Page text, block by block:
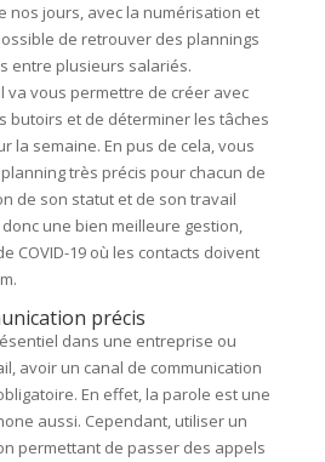
nos jours, avec la numérisation et
de retrouver des plannings
entre plusieurs salariés.
va vous permettre de créer avec
butoirs et de déterminer les tâches
la semaine. En pus de cela, vous
très précis pour chacun de
de son statut et de son travail
une bien meilleure gestion,
COVID-19 où les contacts doivent
précis
dans une entreprise ou
avoir un canal de communication
En effet, la parole est une
aussi. Cependant, utiliser un
permettant de passer des appels